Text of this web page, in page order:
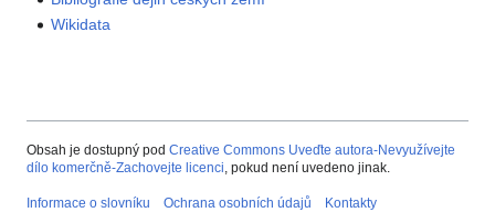
Wikidata
Obsah je dostupný pod Creative Commons Uveďte autora-Nevyužívejte
dílo komerčně-Zachovejte licenci , pokud není uvedeno jinak.
Informace o slovníku Ochrana osobních údajů Kontakty